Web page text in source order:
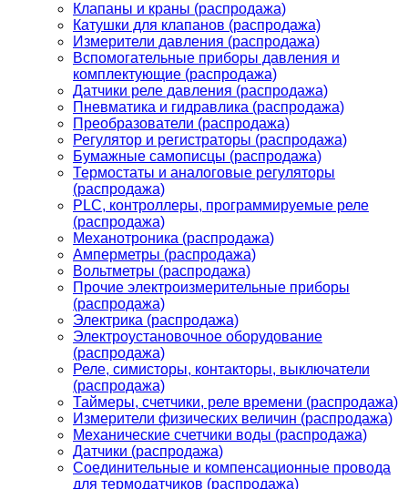
Клапаны и краны (распродажа)
Катушки для клапанов (распродажа)
Измерители давления (распродажа)
Вспомогательные приборы давления и
комплектующие (распродажа)
Датчики реле давления (распродажа)
Пневматика и гидравлика (распродажа)
Преобразователи (распродажа)
Регулятор и регистраторы (распродажа)
Бумажные самописцы (распродажа)
Термостаты и аналоговые регуляторы
(распродажа)
PLС, контроллеры, программируемые реле
(распродажа)
Механотроника (распродажа)
Амперметры (распродажа)
Вольтметры (распродажа)
Прочие электроизмерительные приборы
(распродажа)
Электрика (распродажа)
Электроустановочное оборудование
(распродажа)
Реле, симисторы, контакторы, выключатели
(распродажа)
Таймеры, счетчики, реле времени (распродажа)
Измерители физических величин (распродажа)
Механические счетчики воды (распродажа)
Датчики (распродажа)
Соединительные и компенсационные провода
для термодатчиков (распродажа)